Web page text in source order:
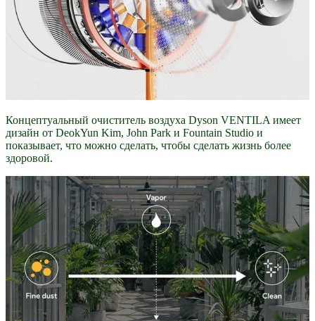
Концептуальный очиститель воздуха Dyson VENTILA имеет
дизайн от DeokYun Kim, John Park и Fountain Studio и
показывает, что можно сделать, чтобы сделать жизнь более
здоровой.